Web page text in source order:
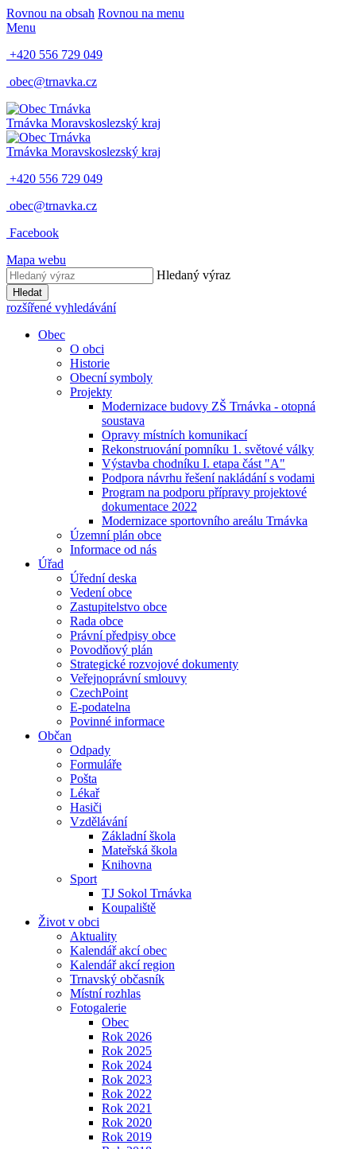
Rovnou na obsah Rovnou na menu
Menu
+420 556 729 049
obec@trnavka.cz
Trnávka Moravskoslezský kraj
Trnávka Moravskoslezský kraj
+420 556 729 049
obec@trnavka.cz
Facebook
Mapa webu
Hledaný výraz
Hledat
rozšířené vyhledávání
Obec
O obci
Historie
Obecní symboly
Projekty
Modernizace budovy ZŠ Trnávka - otopná
soustava
Opravy místních komunikací
Rekonstruování pomníku 1. světové války
Výstavba chodníku I. etapa část "A"
Podpora návrhu řešení nakládání s vodami
Program na podporu přípravy projektové
dokumentace 2022
Modernizace sportovního areálu Trnávka
Územní plán obce
Informace od nás
Úřad
Úřední deska
Vedení obce
Zastupitelstvo obce
Rada obce
Právní předpisy obce
Povodňový plán
Strategické rozvojové dokumenty
Veřejnoprávní smlouvy
CzechPoint
E-podatelna
Povinné informace
Občan
Odpady
Formuláře
Pošta
Lékař
Hasiči
Vzdělávání
Základní škola
Mateřská škola
Knihovna
Sport
TJ Sokol Trnávka
Koupaliště
Život v obci
Aktuality
Kalendář akcí obec
Kalendář akcí region
Trnavský občasník
Místní rozhlas
Fotogalerie
Obec
Rok 2026
Rok 2025
Rok 2024
Rok 2023
Rok 2022
Rok 2021
Rok 2020
Rok 2019